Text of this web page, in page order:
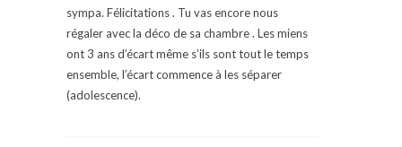
sympa. Félicitations . Tu vas encore nous
régaler avec la déco de sa chambre . Les miens
ont 3 ans d’écart même s’ils sont tout le temps
ensemble, l’écart commence à les séparer
(adolescence).